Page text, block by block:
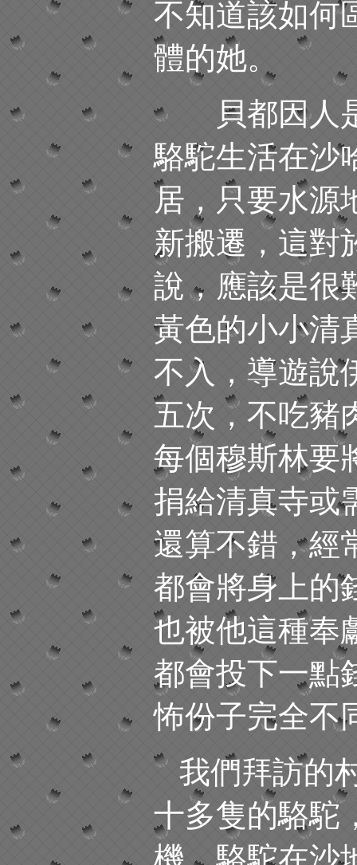
不知道該如何
體的她。
貝都因人是
駱駝生活在沙
居，只要水源
新搬遷，這對
說，應該是很
黃色的小小清
不入，導遊說
五次，不吃豬
每個穆斯林要
捐給清真寺或
還算不錯，經
都會將身上的
也被他這種奉
都會投下一點
怖份子完全不
我們拜訪的
十多隻的駱駝